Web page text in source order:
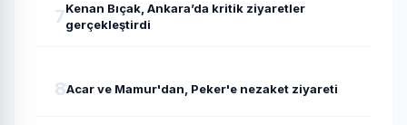
7Kenan Bıçak, Ankara’da kritik ziyaretler
gerçekleştirdi
8Acar ve Mamur'dan, Peker'e nezaket ziyareti